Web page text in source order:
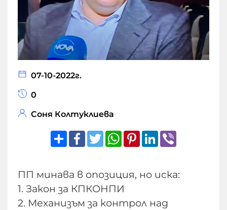
07-10-2022г.
0
Соня Колтуклиева
ShareFacebook
TwitterWhatsApp
Pinterest
LinkedIn
ПП минава в опозиция, но иска:
1. Закон за КПКОНПИ
2. Механизъм за контрол над